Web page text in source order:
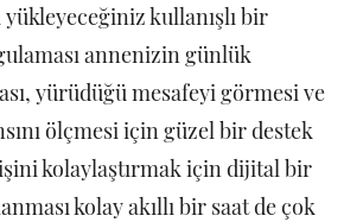
yükleyeceğiniz kullanışlı bir
annenizin günlük
yürüdüğü mesafeyi görmesi ve
ölçmesi için güzel bir destek
kolaylaştırmak için dijital bir
kolay akıllı bir saat de çok